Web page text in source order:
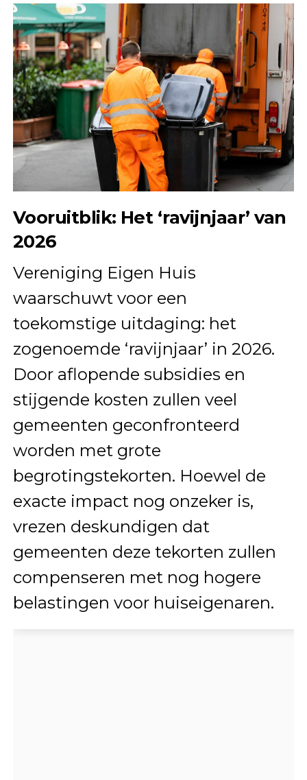
Vooruitblik: Het ‘ravijnjaar’ van
2026
Vereniging Eigen Huis
waarschuwt voor een
toekomstige uitdaging: het
zogenoemde ‘ravijnjaar’ in 2026.
Door aflopende subsidies en
stijgende kosten zullen veel
gemeenten geconfronteerd
worden met grote
begrotingstekorten. Hoewel de
exacte impact nog onzeker is,
vrezen deskundigen dat
gemeenten deze tekorten zullen
compenseren met nog hogere
belastingen voor huiseigenaren.